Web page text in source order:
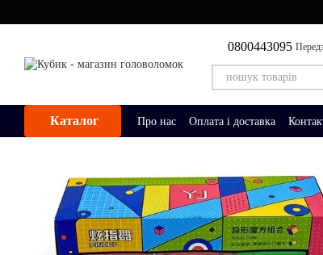
0800443095
Каталог Про нас Оплата і доставка